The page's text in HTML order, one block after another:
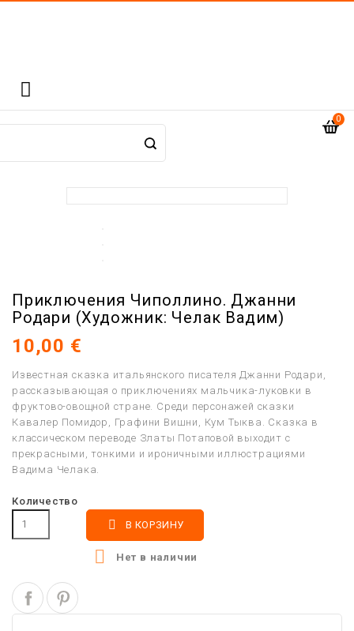

0
Приключения Чиполлино. Джанни
Родари (Художник: Челак Вадим)
10,00 €
Известная сказка итальянского писателя Джанни Родари,
рассказывающая о приключениях мальчика-луковки в
фруктово-овощной стране. Среди персонажей сказки
Кавалер Помидор, Графини Вишни, Кум Тыква. Сказка в
классическом переводе Златы Потаповой выходит с
прекрасными, тонкими и ироничными иллюстрациями
Вадима Челака.
Количество
 В КОРЗИНУ
 Нет в наличии